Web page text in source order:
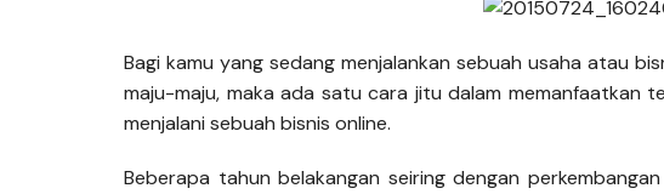
Bagi kamu yang sedang menjalankan sebuah usaha atau
maju-maju, maka ada satu cara jitu dalam memanfaatkan
menjalani sebuah bisnis online.
Beberapa tahun belakangan seiring dengan